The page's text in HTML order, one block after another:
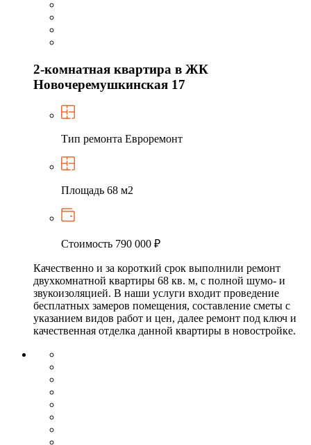
2-комнатная квартира в ЖК
Новочеремушкинская 17
Тип ремонта Евроремонт
Площадь 68 м2
Стоимость 790 000 ₽
Качественно и за короткий срок выполнили ремонт
двухкомнатной квартиры 68 кв. м, с полной шумо- и
звукоизоляцией. В наши услуги входит проведение
бесплатных замеров помещения, составление сметы с
указанием видов работ и цен, далее ремонт под ключ и
качественная отделка данной квартиры в новостройке.